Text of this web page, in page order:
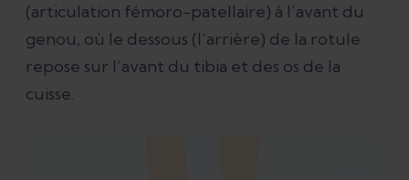
(articulation fémoro-patellaire) à l’avant du
genou, où le dessous (l’arrière) de la rotule
repose sur l’avant du tibia et des os de la
cuisse.